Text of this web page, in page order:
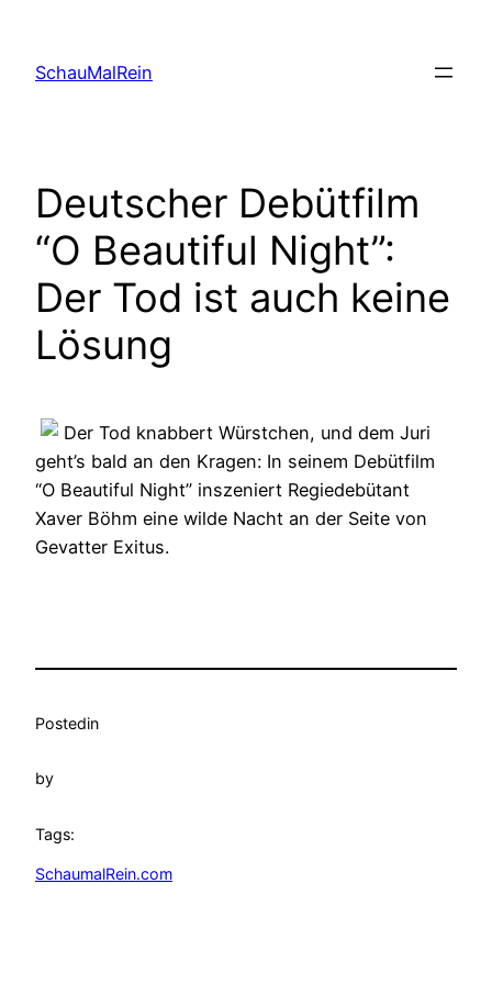
content
SchauMalRein
Deutscher Debütfilm
“O Beautiful Night”:
Der Tod ist auch keine
Lösung
Der Tod knabbert Würstchen, und dem Juri
geht’s bald an den Kragen: In seinem Debütfilm
“O Beautiful Night” inszeniert Regiedebütant
Xaver Böhm eine wilde Nacht an der Seite von
Gevatter Exitus.
Postedin
by
Tags:
SchaumalRein.com